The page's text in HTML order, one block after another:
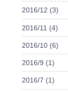
2016/12 (3)
2016/11 (4)
2016/10 (6)
2016/9 (1)
2016/7 (1)